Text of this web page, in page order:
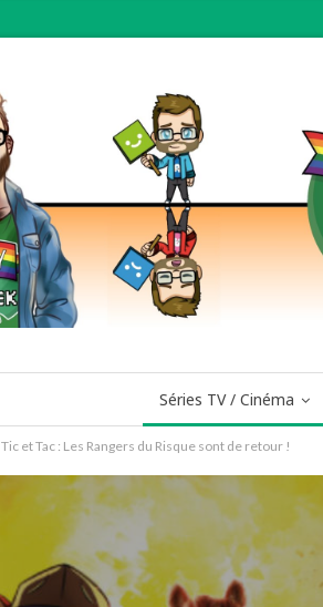
Séries TV / Cinéma
Tic et Tac : Les Rangers du Risque sont de retour !